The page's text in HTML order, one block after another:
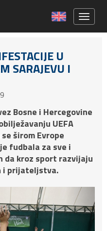
U
SARAJEVU I
Bosne i Hercegovine
UEFA
širom Evrope
fudbala za sve i
da kroz sport razvijaju
i prijateljstva.